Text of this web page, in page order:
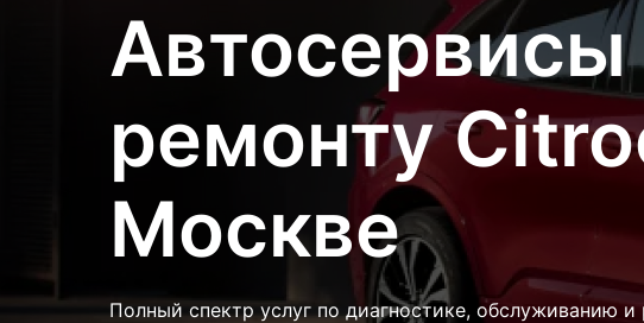
Автосервисы
ремонту
Москве
Полный спектр услуг по диагностике, обслуживанию